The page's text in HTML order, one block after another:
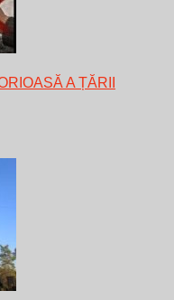
A ȚĂRII